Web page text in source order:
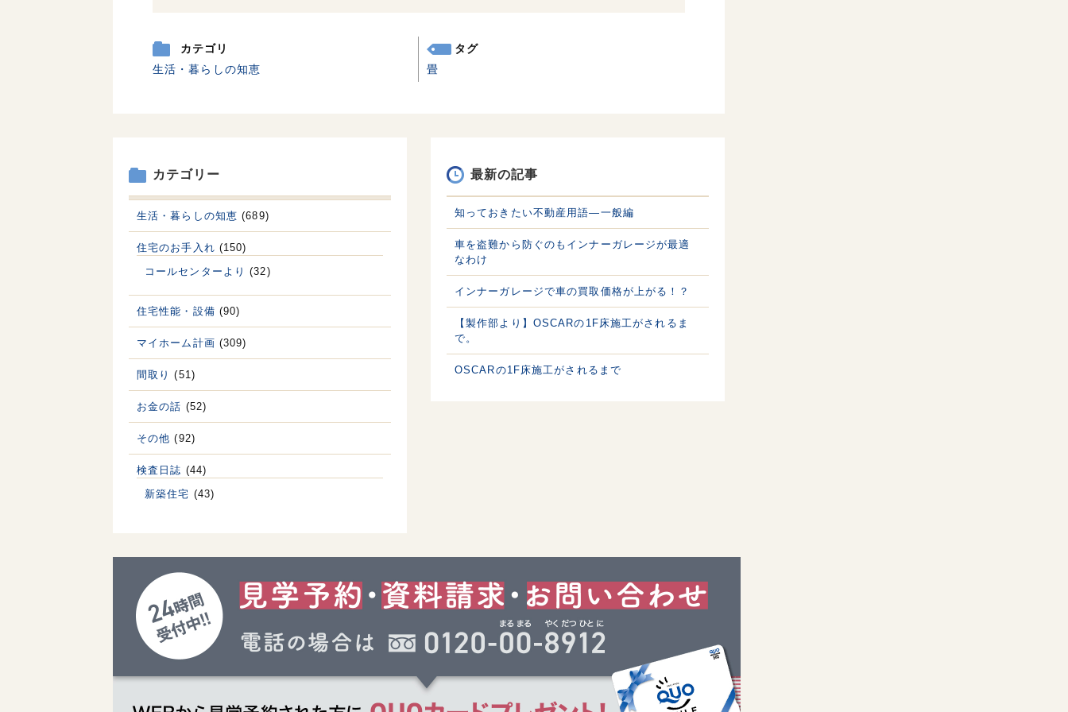
カテゴリ
生活・暮らしの知恵
タグ
畳
最新の記事
知っておきたい不動産用語—一般編
車を盗難から防ぐのもインナーガレージが最適
なわけ
インナーガレージで車の買取価格が上がる！？
【製作部より】OSCARの1F床施工がされるま
で。
OSCARの1F床施工がされるまで
カテゴリー
生活・暮らしの知恵 (689)
住宅のお手入れ (150)
コールセンターより (32)
住宅性能・設備 (90)
マイホーム計画 (309)
間取り (51)
お金の話 (52)
その他 (92)
検査日誌 (44)
新築住宅 (43)